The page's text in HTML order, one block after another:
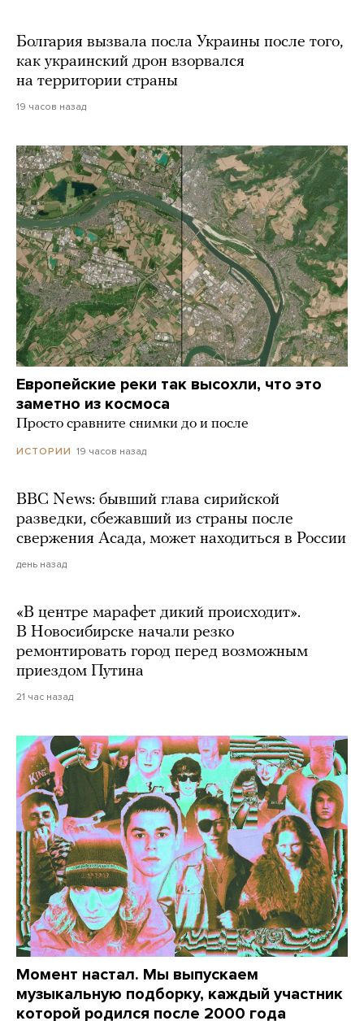
Болгария вызвала посла Украины после того,
как украинский дрон взорвался
на территории страны
19 часов назад
Европейские реки так высохли, что это
заметно из космоса
Просто сравните снимки до и после
ИСТОРИИ 19 часов назад
BBC News: бывший глава сирийской
разведки, сбежавший из страны после
свержения Асада, может находиться в России
день назад
«В центре марафет дикий происходит».
В Новосибирске начали резко
ремонтировать город перед возможным
приездом Путина
21 час назад
Момент настал. Мы выпускаем
музыкальную подборку, каждый участник
которой родился после 2000 года